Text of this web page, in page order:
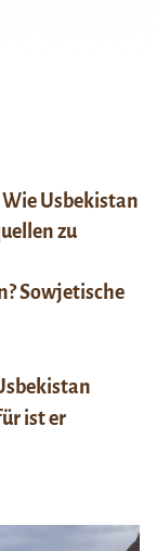
Usbekistan
zu
Sowjetische
ist er